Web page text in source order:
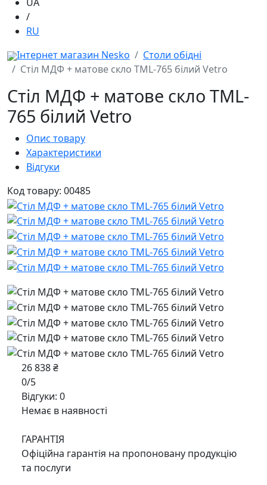
/
RU
Інтернет магазин Nesko
Столи обідні
Стіл МДФ + матове скло TML-765 білий Vetro
Стіл МДФ + матове скло TML-
765 білий Vetro
Опис товару
Характеристики
Відгуки
Код товару: 00485
26 838 ₴
0/5
Відгуки: 0
Немає в наявності
ГАРАНТІЯ
Офіційна гарантія на пропоновану продукцію
та послуги